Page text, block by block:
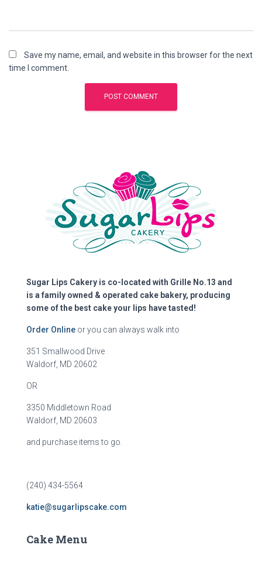
Save my name, email, and website in this browser for the next
time I comment.
Sugar Lips Cakery is co-located with Grille No.13 and
is a family owned & operated cake bakery, producing
some of the best cake your lips have tasted!
Order Online or you can always walk into
351 Smallwood Drive
Waldorf, MD 20602
OR
3350 Middletown Road
Waldorf, MD 20603
and purchase items to go.
(240) 434-5564
katie@sugarlipscake.com
Cake Menu